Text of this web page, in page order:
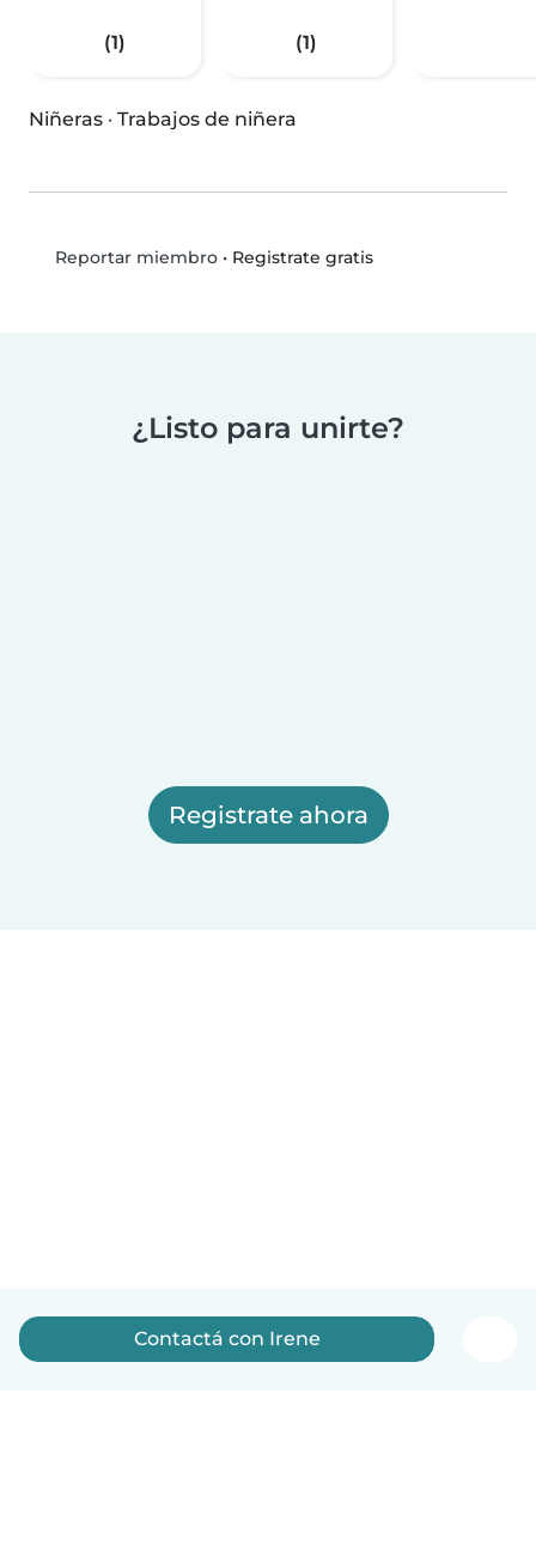
(1) (1)
Niñeras · Trabajos de niñera
Reportar miembro• Registrate gratis
¿Listo para unirte?
Registrate ahora
Contactá con Irene